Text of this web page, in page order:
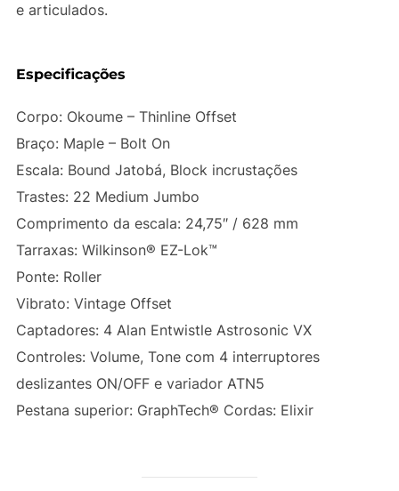
e articulados.
Especificações
Corpo: Okoume – Thinline Offset
Braço: Maple – Bolt On
Escala: Bound Jatobá, Block incrustações
Trastes: 22 Medium Jumbo
Comprimento da escala: 24,75″ / 628 mm
Tarraxas: Wilkinson® EZ-Lok™
Ponte: Roller
Vibrato: Vintage Offset
Captadores: 4 Alan Entwistle Astrosonic VX
Controles: Volume, Tone com 4 interruptores
deslizantes ON/OFF e variador ATN5
Pestana superior: GraphTech® Cordas: Elixir